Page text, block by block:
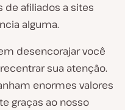
de afiliados a sites
alguma.
desencorajar você
sua atenção.
enormes valores
graças ao nosso